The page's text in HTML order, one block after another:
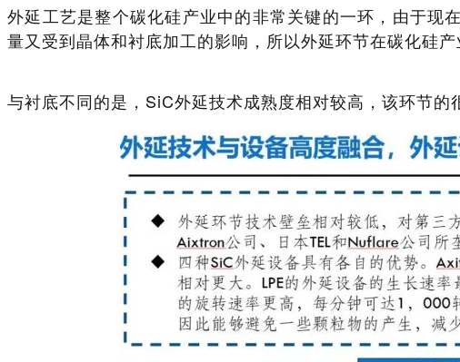
外延工艺是整个碳化硅产业中的非常关键的一环，由于现
量又受到晶体和衬底加工的影响，所以外延环节在碳化硅
与衬底不同的是，SiC外延技术成熟度相对较高，该环节的